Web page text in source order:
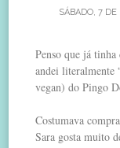
SÁBADO, 7
Penso que já
andei literalmente
vegan) do Pingo
Costumava
Sara gosta muito